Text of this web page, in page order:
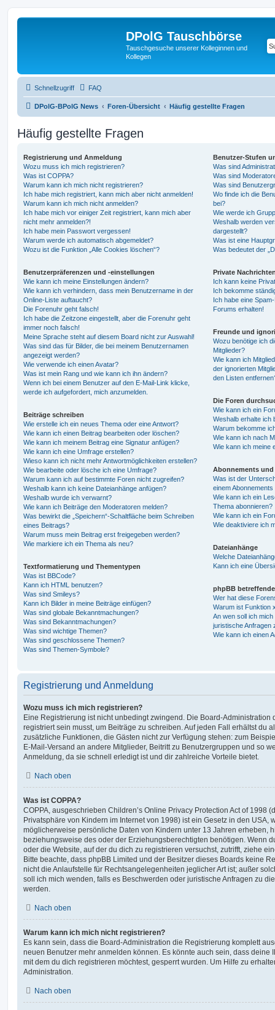
DPolG Tauschbörse
Tauschgesuche unserer Kolleginnen und
Kollegen
Schnellzugriff FAQ
DPolG-BPolG News Foren-Übersicht Häufig gestellte Fragen
Häufig gestellte Fragen
Registrierung und Anmeldung
Wozu muss ich mich registrieren?
Was ist COPPA?
Warum kann ich mich nicht registrieren?
Ich habe mich registriert, kann mich aber nicht anmelden!
Warum kann ich mich nicht anmelden?
Ich habe mich vor einiger Zeit registriert, kann mich aber
nicht mehr anmelden?!
Ich habe mein Passwort vergessen!
Warum werde ich automatisch abgemeldet?
Wozu ist die Funktion „Alle Cookies löschen“?
Benutzerpräferenzen und -einstellungen
Wie kann ich meine Einstellungen ändern?
Wie kann ich verhindern, dass mein Benutzername in der
Online-Liste auftaucht?
Die Forenuhr geht falsch!
Ich habe die Zeitzone eingestellt, aber die Forenuhr geht
immer noch falsch!
Meine Sprache steht auf diesem Board nicht zur Auswahl!
Was sind das für Bilder, die bei meinem Benutzernamen
angezeigt werden?
Wie verwende ich einen Avatar?
Was ist mein Rang und wie kann ich ihn ändern?
Wenn ich bei einem Benutzer auf den E-Mail-Link klicke,
werde ich aufgefordert, mich anzumelden.
Beiträge schreiben
Wie erstelle ich ein neues Thema oder eine Antwort?
Wie kann ich einen Beitrag bearbeiten oder löschen?
Wie kann ich meinem Beitrag eine Signatur anfügen?
Wie kann ich eine Umfrage erstellen?
Wieso kann ich nicht mehr Antwortmöglichkeiten erstellen?
Wie bearbeite oder lösche ich eine Umfrage?
Warum kann ich auf bestimmte Foren nicht zugreifen?
Weshalb kann ich keine Dateianhänge anfügen?
Weshalb wurde ich verwarnt?
Wie kann ich Beiträge den Moderatoren melden?
Was bewirkt die „Speichern“-Schaltfläche beim Schreiben
eines Beitrags?
Warum muss mein Beitrag erst freigegeben werden?
Wie markiere ich ein Thema als neu?
Textformatierung und Thementypen
Was ist BBCode?
Kann ich HTML benutzen?
Was sind Smileys?
Kann ich Bilder in meine Beiträge einfügen?
Was sind globale Bekanntmachungen?
Was sind Bekanntmachungen?
Was sind wichtige Themen?
Was sind geschlossene Themen?
Was sind Themen-Symbole?
Benutzer-Stufen
Was sind
Was sind
Was sind
Wo finde ich die
bei?
Wie werde ich
Weshalb werden
dargestellt?
Was ist eine
Was bedeutet der
Private
Ich kann keine
Ich bekomme
Ich habe eine
Forums erhalten!
Freunde und
Wozu benötige ich
Mitglieder?
Wie kann ich
der ignorierten
den Listen
Die Foren
Wie kann ich ein
Weshalb erhalte ich
Warum bekomme
Wie kann ich nach
Wie kann ich meine
Abonnements und
Was ist der
einem
Wie kann ich ein
Thema abonnieren?
Wie kann ich ein
Wie deaktiviere ich
Dateianhänge
Welche
Kann ich eine
phpBB
Wer hat diese
Warum ist Funktion
An wen soll ich
juristische Anfragen
Wie kann ich einen
Registrierung und Anmeldung
Wozu muss ich mich registrieren?
Eine Registrierung ist nicht unbedingt zwingend. Die Board-Administration
registriert sein musst, um Beiträge zu schreiben. Auf jeden Fall erhältst du
zusätzliche Funktionen, die Gästen nicht zur Verfügung stehen: zum
E-Mail-Versand an andere Mitglieder, Beitritt zu Benutzergruppen und so
Anmeldung, da sie schnell erledigt ist und dir zahlreiche Vorteile bietet.
Nach oben
Was ist COPPA?
COPPA, ausgeschrieben Children’s Online Privacy Protection Act of 1998
Privatsphäre von Kindern im Internet von 1998) ist ein Gesetz in den USA,
möglicherweise persönliche Daten von Kindern unter 13 Jahren erheben,
beziehungsweise des oder der Erziehungsberechtigten benötigen. Wenn
oder die Website, auf der du dich zu registrieren versuchst, zutrifft, ziehe
Bitte beachte, dass phpBB Limited und der Besitzer dieses Boards keine
nicht die Anlaufstelle für Rechtsangelegenheiten jeglicher Art ist; außer
soll ich mich wenden, falls es Beschwerden oder juristische Anfragen zu
werden.
Nach oben
Warum kann ich mich nicht registrieren?
Es kann sein, dass die Board-Administration die Registrierung komplett
neuen Benutzer mehr anmelden können. Es könnte auch sein, dass deine
mit dem du dich registrieren möchtest, gesperrt wurden. Um Hilfe zu
Administration.
Nach oben